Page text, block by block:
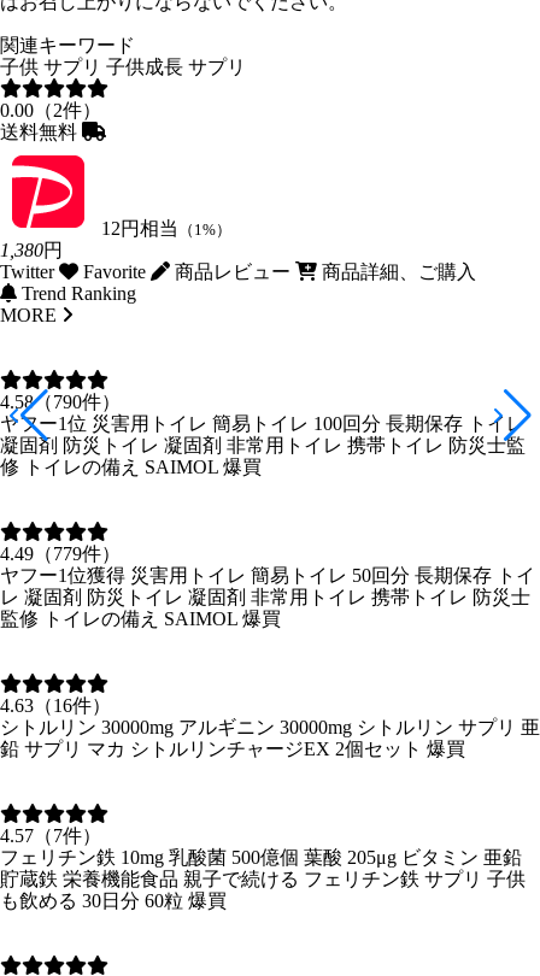
関連キーワード
子供 サプリ 子供成長 サプリ
0.00（2件）
送料無料
12円相当 （1%）
1,380円
Twitter
Favorite 商品レビュー
商品詳細、ご購入
Trend Ranking
MORE
4.58（790件）
ヤフー1位 災害用トイレ 簡易トイレ 100回分 長期保存 トイレ
凝固剤 防災トイレ 凝固剤 非常用トイレ 携帯トイレ 防災士監
修 トイレの備え SAIMOL 爆買
4.49（779件）
ヤフー1位獲得 災害用トイレ 簡易トイレ 50回分 長期保存 トイ
レ 凝固剤 防災トイレ 凝固剤 非常用トイレ 携帯トイレ 防災士
監修 トイレの備え SAIMOL 爆買
4.63（16件）
シトルリン 30000mg アルギニン 30000mg シトルリン サプリ 亜
鉛 サプリ マカ シトルリンチャージEX 2個セット 爆買
4.57（7件）
フェリチン鉄 10mg 乳酸菌 500億個 葉酸 205μg ビタミン 亜鉛
貯蔵鉄 栄養機能食品 親子で続ける フェリチン鉄 サプリ 子供
も飲める 30日分 60粒 爆買